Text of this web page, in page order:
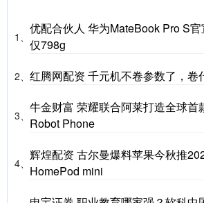
1、
优配合伙人 华为MateBook Pro S
仅798g
2、 红腾网配资 千元机不卷参数了，卷
3、
牛金财富 荣耀联合阿莱打造全球首
Robot Phone
4、
辉煌配资 古尔曼爆料苹果今秋推
HomePod mini